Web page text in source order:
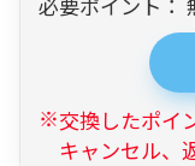
交換したポイ
キャンセル、